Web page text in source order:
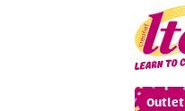
Outlet